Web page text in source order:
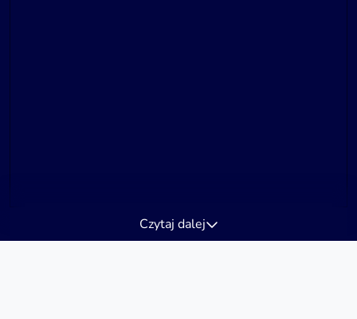
Czytaj dalej